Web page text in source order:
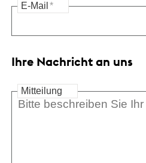
E-Mail *
Ihre Nachricht an uns
Mitteilung